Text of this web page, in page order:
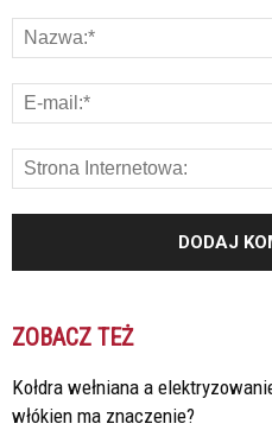
ZOBACZ TEŻ
Kołdra wełniana a
włókien ma znaczenie?